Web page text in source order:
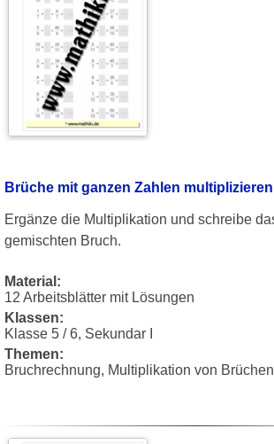
Brüche mit ganzen Zahlen multiplizieren
Ergänze die Multiplikation und schreibe
gemischten Bruch.
Material:
12 Arbeitsblätter mit Lösungen
Klassen:
Klasse 5 / 6, Sekundar I
Themen:
Bruchrechnung, Multiplikation von